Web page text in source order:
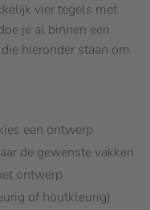
vier tegels met
je al binnen een
hieronder staan om
een ontwerp
de gewenste vakken
ontwerp
of houtkleurig)